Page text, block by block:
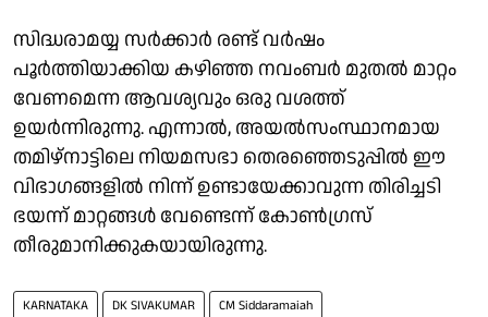
സിദ്ധരാമയ്യ സര്‍ക്കാര്‍ രണ്ട് വര്‍ഷം
പൂര്‍ത്തിയാക്കിയ കഴിഞ്ഞ നവംബര്‍ മുതല്‍ മാറ്റം
വേണമെന്ന ആവശ്യവും ഒരു വശത്ത്
ഉയര്‍ന്നിരുന്നു. എന്നാല്‍, അയല്‍സംസ്ഥാനമായ
തമിഴ്നാട്ടിലെ നിയമസഭാ തെരഞ്ഞെടുപ്പില്‍ ഈ
വിഭാഗങ്ങളില്‍ നിന്ന് ഉണ്ടായേക്കാവുന്ന തിരിച്ചടി
ഭയന്ന് മാറ്റങ്ങള്‍ വേണ്ടെന്ന് കോണ്‍ഗ്രസ്
തീരുമാനിക്കുകയായിരുന്നു.
KARNATAKA DK SIVAKUMAR CM Siddaramaiah